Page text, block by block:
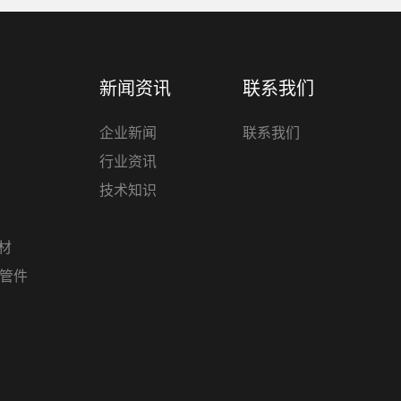
件
新闻资讯
企业新闻
行业资讯
技术知识
联系我们
联系我们